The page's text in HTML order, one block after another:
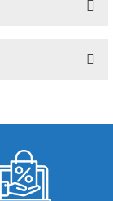
iletebilirsiniz.